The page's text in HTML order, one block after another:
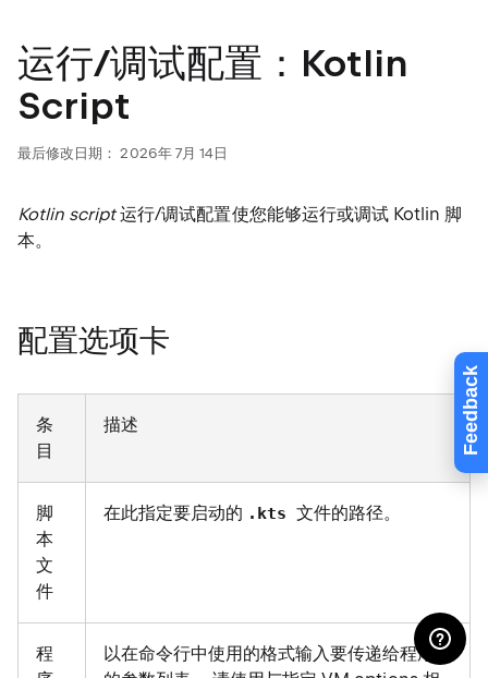
Feedback
运行/调试配置：Kotlin
Script
最后修改日期： 2026年 7月 14日
Kotlin script运行/调试配置使您能够运行或调试 Kotlin 脚
本。
配置选项卡
条
目
描述
脚
本
文
件
在此指定要启动的 .kts文件的路径。
程
以在命令行中使用的格式输入要传递给程序